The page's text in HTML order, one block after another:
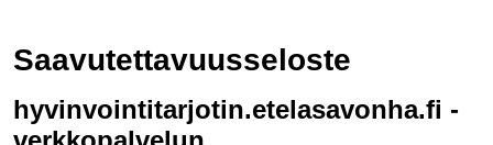
Saavutettavuusseloste
hyvinvointitarjotin.etelasavonha.fi -